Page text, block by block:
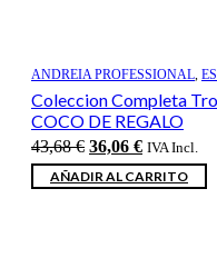
ANDREIA PROFESSIONAL,
Coleccion Completa
COCO DE REGALO
43,68€ El
precio
original
36,06 €El
precio
actual
IVA Incl.
AÑADIR AL CARRITO